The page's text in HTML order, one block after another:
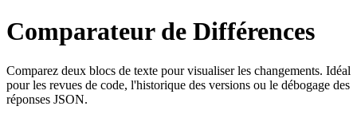
Comparateur de Différences
Comparez deux blocs de texte pour visualiser les changements. Idéal
pour les revues de code, l'historique des versions ou le débogage des
réponses JSON.